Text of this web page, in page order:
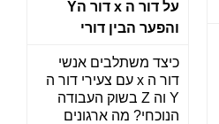
על דור ה x דור הY
והפער הבין דורי
כיצד משתלבים אנשי
דור ה x עם צעירי דור ה
Y וה Z בשוק העבודה
הנוכחי? מה ארגונים